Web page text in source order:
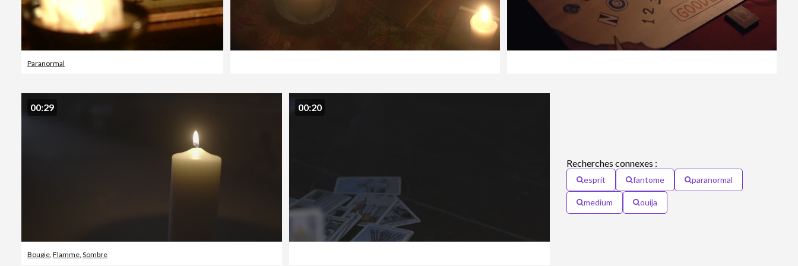
Paranormal
00:29
Bougie, Flamme, Sombre
00:20
Recherches connexes :
esprit fantome paranormal
medium ouija